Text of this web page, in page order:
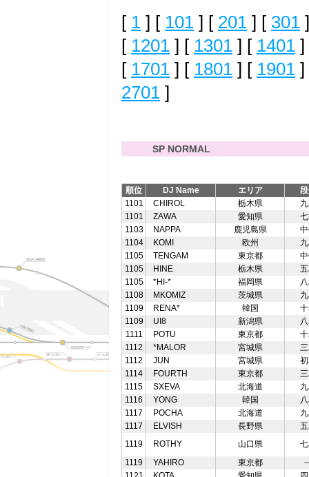
[ 1 ] [ 101 ] [ 201 ] [ 301
[ 1201 ] [ 1301 ] [ 1401
[ 1701 ] [ 1801 ] [ 1901
2701 ]
SP NORMAL
順位 DJ Name エリア
1101
CHIROL 栃木県
1101
ZAWA 愛知県
1103
NAPPA 鹿児島県
1104
KOMI 欧州
1105
TENGAM 東京都
1105
HINE 栃木県
1105
*HI-* 福岡県
1108
MKOMIZ 茨城県
1109
RENA* 韓国
1109
UI8 新潟県
1111
POTU 東京都
1112
*MALOR 宮城県
1112
JUN 宮城県
1114
FOURTH 東京都
1115
SXEVA 北海道
1116
YONG 韓国
1117
POCHA 北海道
1117
ELVISH 長野県
1119
ROTHY 山口県
1119
YAHIRO 東京都